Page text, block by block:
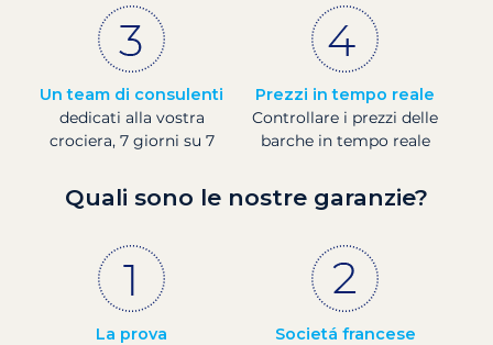
Un team di consulenti
dedicati alla vostra
crociera, 7 giorni su 7
Prezzi in tempo reale
Controllare i prezzi delle
barche in tempo reale
Quali sono le nostre garanzie?
La prova
Societá francese